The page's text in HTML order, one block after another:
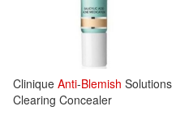
Clinique Anti-Blemish Solutions
Clearing Concealer